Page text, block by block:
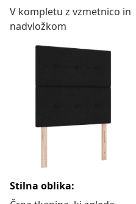
V kompletu z vzmetnico in
nadvložkom
Stilna oblika: